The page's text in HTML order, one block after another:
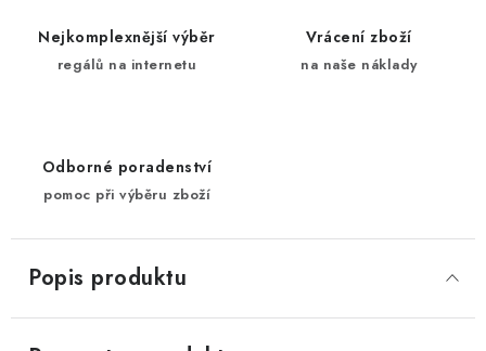
Nejkomplexnější výběr
regálů na internetu
Vrácení zboží
na naše náklady
Odborné poradenství
pomoc při výběru zboží
Popis produktu